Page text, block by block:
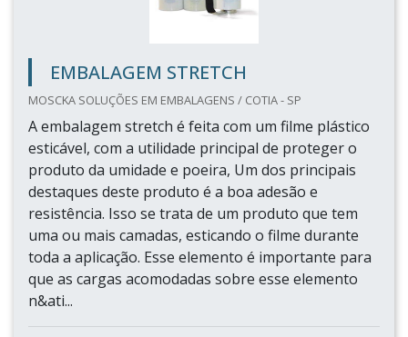
EMBALAGEM STRETCH
MOSCKA SOLUÇÕES EM EMBALAGENS / COTIA - SP
A embalagem stretch é feita com um filme plástico
esticável, com a utilidade principal de proteger o
produto da umidade e poeira, Um dos principais
destaques deste produto é a boa adesão e
resistência. Isso se trata de um produto que tem
uma ou mais camadas, esticando o filme durante
toda a aplicação. Esse elemento é importante para
que as cargas acomodadas sobre esse elemento
n&ati...